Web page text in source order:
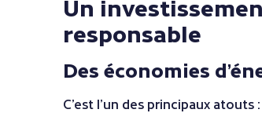
Un
responsable
Des économies
C’est l’un des principaux